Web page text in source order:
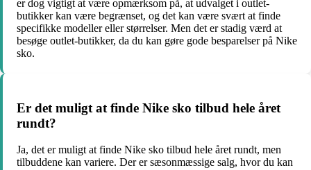
er dog vigtigt at være opmærksom på, at udvalget i outlet-
butikker kan være begrænset, og det kan være svært at finde
specifikke modeller eller størrelser. Men det er stadig værd at
besøge outlet-butikker, da du kan gøre gode besparelser på Nike
sko.
Er det muligt at finde Nike sko tilbud hele året
rundt?
Ja, det er muligt at finde Nike sko tilbud hele året rundt, men
tilbuddene kan variere. Der er sæsonmæssige salg, hvor du kan